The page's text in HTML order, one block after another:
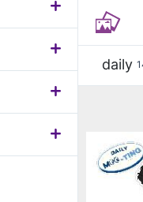
daily